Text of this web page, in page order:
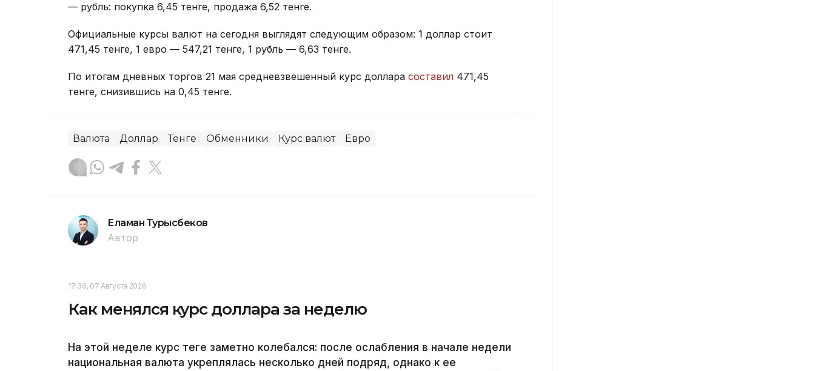
— рубль: покупка 6,45 тенге, продажа 6,52 тенге.
Официальные курсы валют на сегодня выглядят следующим образом: 1 доллар стоит
471,45 тенге, 1 евро — 547,21 тенге, 1 рубль — 6,63 тенге.
По итогам дневных торгов 21 мая средневзвешенный курс доллара составил 471,45
тенге, снизившись на 0,45 тенге.
Валюта Доллар Тенге Обменники Курс валют Евро
Еламан Турысбеков
Автор
17:36, 07 Августа 2026
Как менялся курс доллара за неделю
На этой неделе курс теңге заметно колебался: после ослабления в начале недели
национальная валюта укреплялась несколько дней подряд, однако к ее